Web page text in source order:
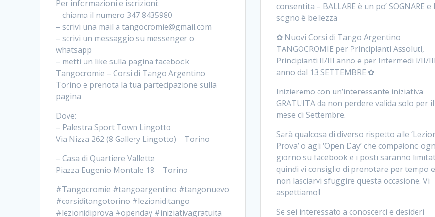
Per informazioni e iscrizioni:
– chiama il numero 347 8435980
– scrivi una mail a tangocromie@gmail.com
– scrivi un messaggio su messenger o
whatsapp
– metti un like sulla pagina facebook
Tangocromie – Corsi di Tango Argentino
Torino e prenota la tua partecipazione sulla
pagina
Dove:
– Palestra Sport Town Lingotto
Via Nizza 262 (8 Gallery Lingotto) – Torino
– Casa di Quartiere Vallette
Piazza Eugenio Montale 18 – Torino
#Tangocromie #tangoargentino #tangonuevo
#corsiditangotorino #lezioniditango
#lezionidiprova #openday #iniziativagratuita
consentita – BALLARE è un po’ SOGNARE e
sogno è bellezza
✿ Nuovi Corsi di Tango Argentino
TANGOCROMIE per Principianti Assoluti,
Principianti II/III anno e per Intermedi I/II/III
anno dal 13 SETTEMBRE ✿
Inizieremo con un’interessante iniziativa
GRATUITA da non perdere valida solo per il
mese di Settembre.
Sarà qualcosa di diverso rispetto alle
Prova’ o agli ‘Open Day’ che compaiono
giorno su facebook e i posti saranno
quindi vi consiglio di prenotare per tempo
non lasciarvi sfuggire questa occasione. Vi
aspettiamo!!
Se sei interessato a conoscerci e desideri